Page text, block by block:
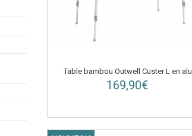
Table bambou Outwell Custer L en alu
169,90€